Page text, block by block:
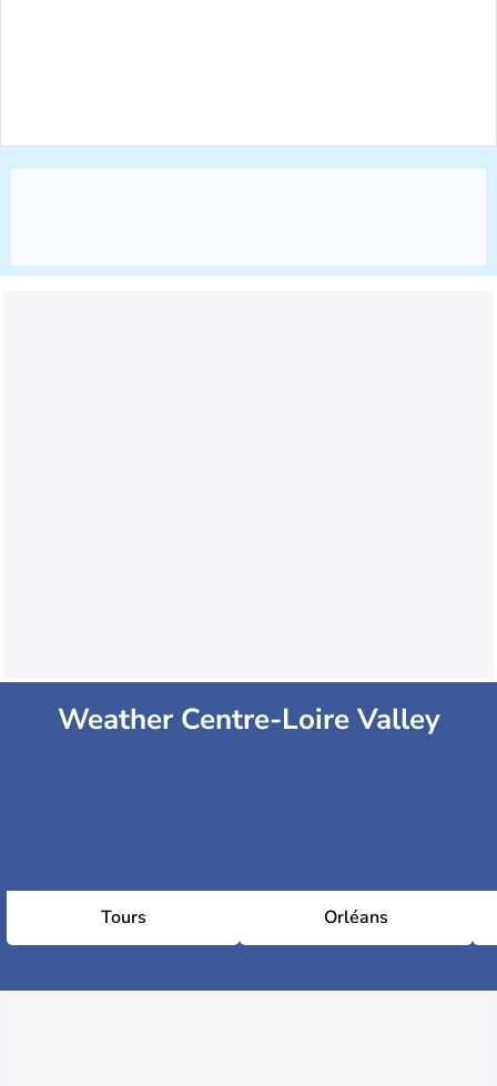
Weather Centre-Loire Valley
Tours Orléans